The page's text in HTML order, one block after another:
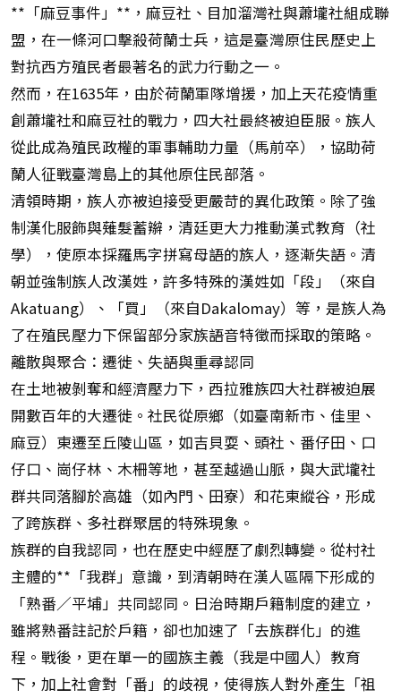
**「麻豆事件」**，麻豆社、目加溜灣社與蕭壠社組成聯
盟，在一條河口擊殺荷蘭士兵，這是臺灣原住民歷史上
對抗西方殖民者最著名的武力行動之一。
然而，在1635年，由於荷蘭軍隊增援，加上天花疫情重
創蕭壠社和麻豆社的戰力，四大社最終被迫臣服。族人
從此成為殖民政權的軍事輔助力量（馬前卒），協助荷
蘭人征戰臺灣島上的其他原住民部落。
清領時期，族人亦被迫接受更嚴苛的異化政策。除了強
制漢化服飾與薙髮蓄辮，清廷更大力推動漢式教育（社
學），使原本採羅馬字拼寫母語的族人，逐漸失語。清
朝並強制族人改漢姓，許多特殊的漢姓如「段」（來自
Akatuang）、「買」（來自Dakalomay）等，是族人為
了在殖民壓力下保留部分家族語音特徵而採取的策略。
離散與聚合：遷徙、失語與重尋認同
在土地被剝奪和經濟壓力下，西拉雅族四大社群被迫展
開數百年的大遷徙。社民從原鄉（如臺南新市、佳里、
麻豆）東遷至丘陵山區，如吉貝耍、頭社、番仔田、口
仔口、崗仔林、木柵等地，甚至越過山脈，與大武壠社
群共同落腳於高雄（如內門、田寮）和花東縱谷，形成
了跨族群、多社群聚居的特殊現象。
族群的自我認同，也在歷史中經歷了劇烈轉變。從村社
主體的**「我群」意識，到清朝時在漢人區隔下形成的
「熟番／平埔」共同認同。日治時期戶籍制度的建立，
雖將熟番註記於戶籍，卻也加速了「去族群化」的進
程。戰後，更在單一的國族主義（我是中國人）教育
下，加上社會對「番」的歧視，使得族人對外產生「祖